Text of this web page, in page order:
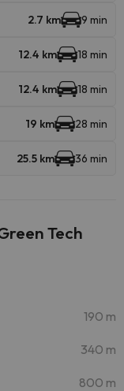
2.7 km 9 min
12.4 km 18 min
12.4 km 18 min
19 km 28 min
25.5 km 36 min
Tech
190 m
340 m
800 m